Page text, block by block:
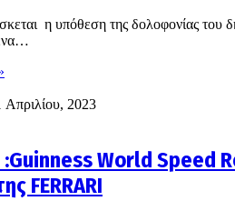
η υπόθεση της δολοφονίας
Απριλίου, 2023
World Speed
FERRARI